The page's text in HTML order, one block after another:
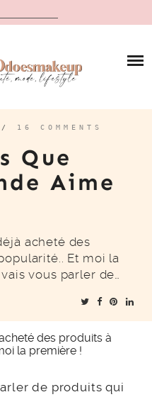
16 COMMENTS
Que
Aime
acheté des
Et moi la
vous parler de…
des produits à
la première !
de produits qui